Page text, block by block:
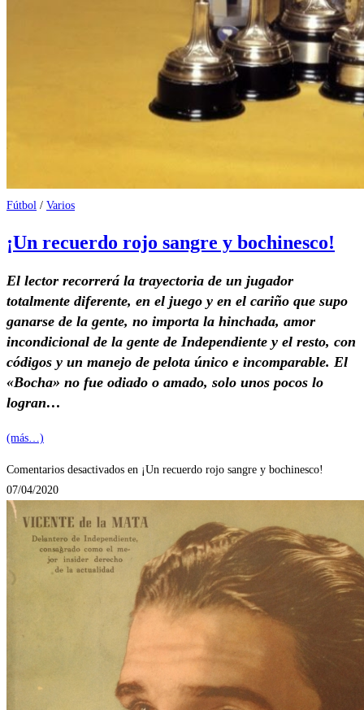
Fútbol / Varios
¡Un recuerdo rojo sangre y bochinesco!
El lector recorrerá la trayectoria de un jugador
totalmente diferente, en el juego y en el cariño que supo
ganarse de la gente, no importa la hinchada, amor
incondicional de la gente de Independiente y el resto, con
códigos y un manejo de pelota único e incomparable. El
«Bocha» no fue odiado o amado, solo unos pocos lo
logran…
(más…)
Comentarios desactivados en ¡Un recuerdo rojo sangre y bochinesco!
07/04/2020